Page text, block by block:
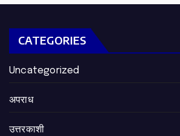
CATEGORIES
Uncategorized
अपराध
उत्तरकाशी